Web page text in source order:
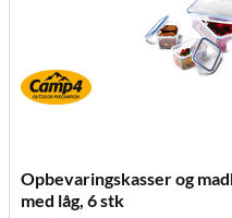
Opbevaringskasser og
med låg, 6 stk